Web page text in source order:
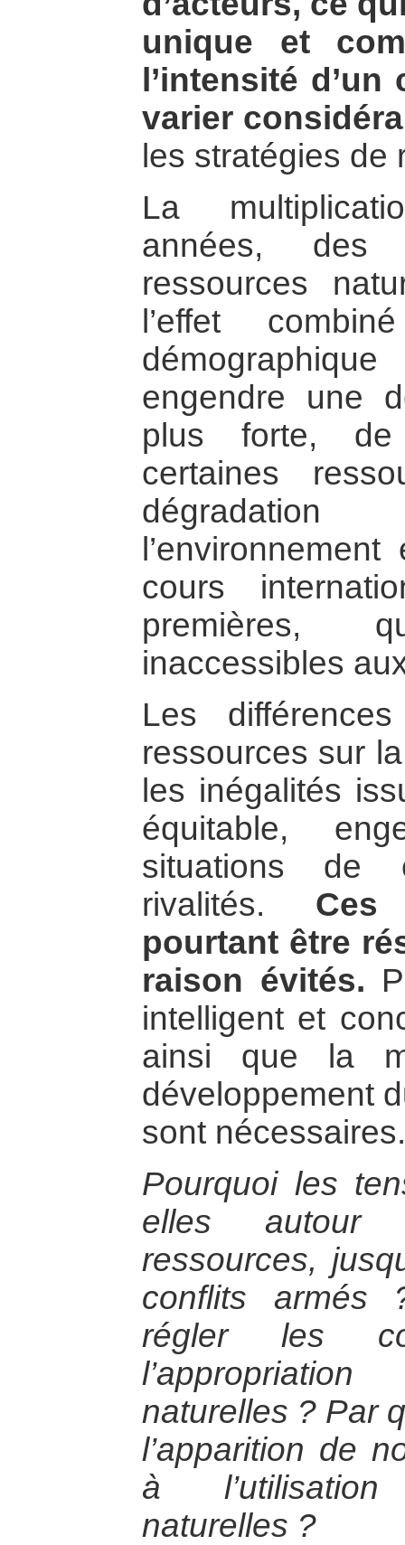
unique et
l’intensité
varier
les stratégies de
La
années,
ressources
l’effet
engendre une
plus forte,
certaines
cours
premières,
inaccessibles
Les
ressources sur
les inégalités
équitable,
situations de
rivalités.
pourtant être
raison évités.
intelligent et
ainsi que la
développement
sont nécessaires.
Pourquoi les
elles
ressources,
conflits armés
régler les
naturelles ? Par
l’apparition de
à
naturelles ?